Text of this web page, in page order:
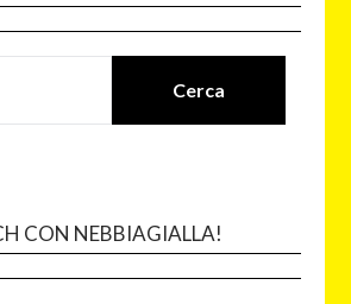
CON NEBBIAGIALLA!